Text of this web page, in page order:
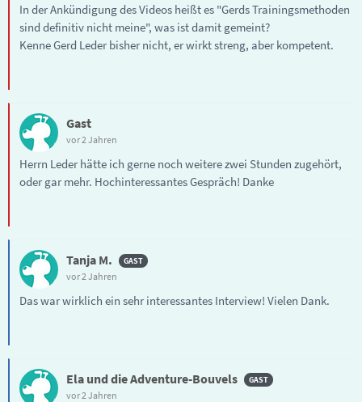
In der Ankündigung des Videos heißt es "Gerds Trainingsmethoden
sind definitiv nicht meine", was ist damit gemeint?
Kenne Gerd Leder bisher nicht, er wirkt streng, aber kompetent.
Gast
vor 2 Jahren
Herrn Leder hätte ich gerne noch weitere zwei Stunden zugehört,
oder gar mehr. Hochinteressantes Gespräch! Danke
Tanja M.
vor 2 Jahren
Das war wirklich ein sehr interessantes Interview! Vielen Dank.
Ela und die Adventure-Bouvels
vor 2 Jahren